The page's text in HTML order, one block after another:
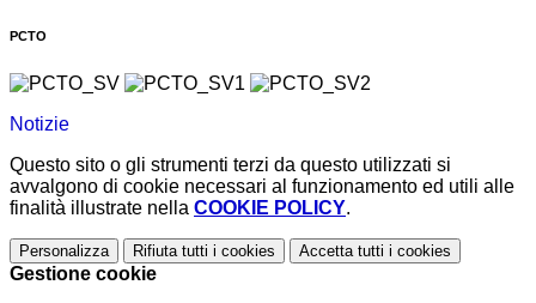
PCTO
Notizie
Questo sito o gli strumenti terzi da questo utilizzati si
avvalgono di cookie necessari al funzionamento ed utili alle
finalità illustrate nella COOKIE POLICY.
Personalizza Rifiuta tutti i cookies Accetta tutti i cookies
Gestione cookie